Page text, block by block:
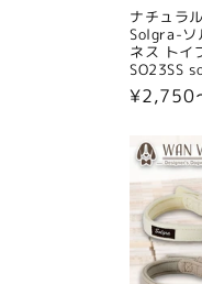
ナチュラ
Solgra-ソ
ネス トイ
SO23SS
通
価
格
¥2,750